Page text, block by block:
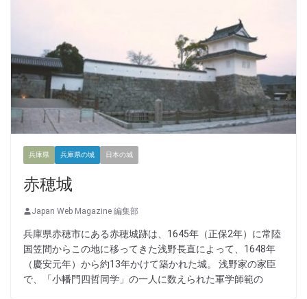
兵庫県 兵庫県の城 日本の城
赤穂城
Japan Web Magazine 編集部
兵庫県赤穂市にある赤穂城跡は、1645年（正保2年）に常陸
国笠間からこの地に移ってきた浅野長直によって、1648年
（慶安元年）から約13年かけて築かれた城。 浅野家の家臣
で、「小幡門四哲同学」の一人に数えられた軍学師範の